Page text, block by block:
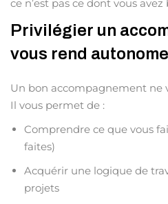
ce n’est pas ce dont vous avez
Privilégier un
vous rend autonome
Un bon accompagnement ne
Il vous permet de :
Comprendre ce que vous
faites)
Acquérir une logique de
projets